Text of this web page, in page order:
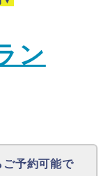
ン
予約可能で